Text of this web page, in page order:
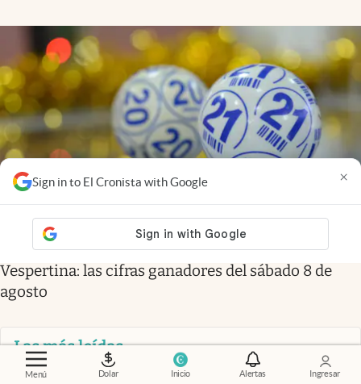
Menú Dolar Inicio Alertas Ingresar
Sign in to El Cronista with Google ×
Sorteo.Resultados de la Quiniela de Santa Fe en la
Vespertina: las cifras ganadores del sábado 8 de
agosto
Las más leídas
Clima
Se aproxima el diluvio del año con 48 horas de